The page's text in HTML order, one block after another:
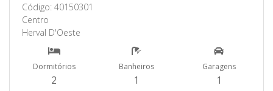
Código: 40150301
Centro
Herval D'Oeste
Dormitórios
2
Banheiros
1
Garagens
1